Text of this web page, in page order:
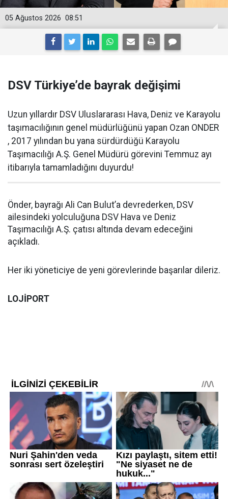
08:51
05 Ağustos 2026
DSV Türkiye’de bayrak değişimi
Uzun yıllardır DSV Uluslararası Hava, Deniz ve Karayolu
taşımacılığının genel müdürlüğünü yapan Ozan ONDER
, 2017 yılından bu yana sürdürdüğü Karayolu
Taşımacılığı A.Ş. Genel Müdürü görevini Temmuz ayı
itibarıyla tamamladığını duyurdu!
Önder, bayrağı Ali Can Bulut’a devrederken, DSV
ailesindeki yolculuğuna DSV Hava ve Deniz
Taşımacılığı A.Ş. çatısı altında devam edeceğini
açıkladı.
Her iki yöneticiye de yeni görevlerinde başarılar dileriz.
LOJİPORT